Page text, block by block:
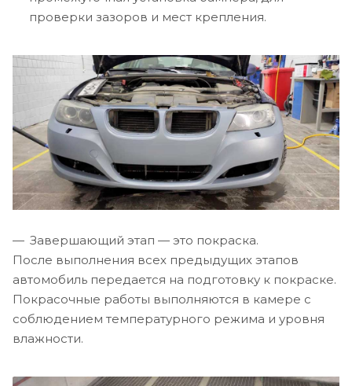
проверки зазоров и мест крепления.
Завершающий этап — это покраска.
После выполнения всех предыдущих этапов
автомобиль передается на подготовку к покраске.
Покрасочные работы выполняются в камере с
соблюдением температурного режима и уровня
влажности.